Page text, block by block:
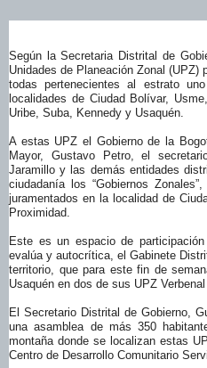
Según la Secretaria Distrital de
Unidades de Planeación Zonal (UPZ)
todas pertenecientes al estrato
localidades de Ciudad Bolívar,
Uribe, Suba, Kennedy y Usaquén.
A estas UPZ el Gobierno de la
Mayor, Gustavo Petro, el
Jaramillo y las demás entidades
ciudadanía los “Gobiernos
juramentados en la localidad de
Proximidad.
Este es un espacio de
evalúa y autocrítica, el Gabinete
territorio, que para este fin de
Usaquén en dos de sus UPZ
El Secretario Distrital de Gobierno,
una asamblea de más 350
montaña donde se localizan estas
Centro de Desarrollo Comunitario